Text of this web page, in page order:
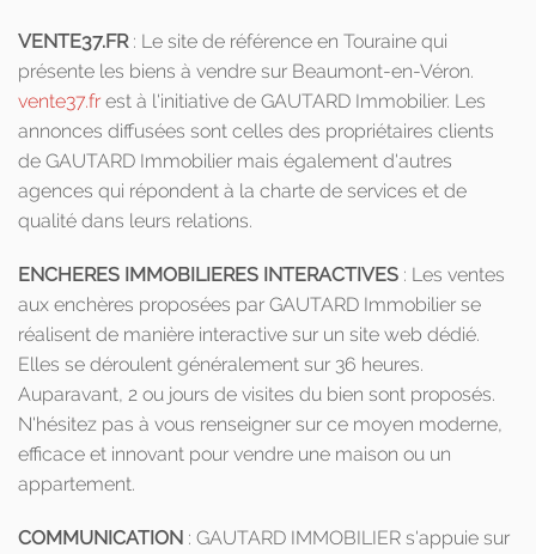
VENTE37.FR: Le site de référence en Touraine qui
présente les biens à vendre sur Beaumont-en-Véron.
vente37.fr est à l'initiative de GAUTARD Immobilier. Les
annonces diffusées sont celles des propriétaires clients
de GAUTARD Immobilier mais également d'autres
agences qui répondent à la charte de services et de
qualité dans leurs relations.
ENCHERES IMMOBILIERES INTERACTIVES : Les ventes
aux enchères proposées par GAUTARD Immobilier se
réalisent de manière interactive sur un site web dédié.
Elles se déroulent généralement sur 36 heures.
Auparavant, 2 ou jours de visites du bien sont proposés.
N'hésitez pas à vous renseigner sur ce moyen moderne,
efficace et innovant pour vendre une maison ou un
appartement.
COMMUNICATION : GAUTARD IMMOBILIER s'appuie sur